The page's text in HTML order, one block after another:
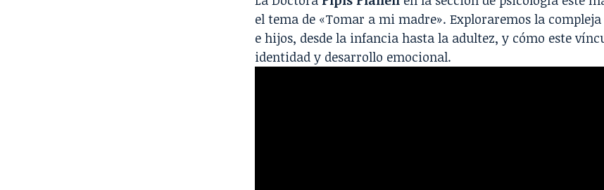
el tema de «Tomar a mi madre». Exploraremos la
e hijos, desde la infancia hasta la adultez, y cómo este
identidad y desarrollo emocional.